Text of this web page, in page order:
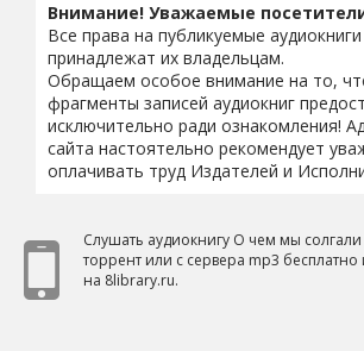
Внимание! Уважаемые
Все права на публикуемые
принадлежат их владельцам.
Обращаем особое внимание на то,
фрагменты записей аудиокниг
исключительно ради ознакомления!
сайта настоятельно рекомендует
оплачивать труд Издателей и
Слушать аудиокнигу О чем мы
торрент или с сервера mp3 бесплатно
на 8library.ru.